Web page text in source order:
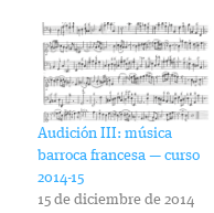
Audición III: música
barroca francesa — curso
2014-15
15 de diciembre de 2014